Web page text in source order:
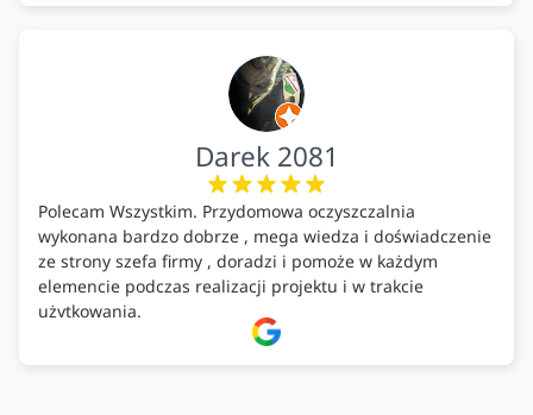
Darek 2081
Polecam Wszystkim. Przydomowa oczyszczalnia
wykonana bardzo dobrze , mega wiedza i doświadczenie
ze strony szefa firmy , doradzi i pomoże w każdym
elemencie podczas realizacji projektu i w trakcie
użytkowania.
Firma godna zaufania. Tak trzymać!